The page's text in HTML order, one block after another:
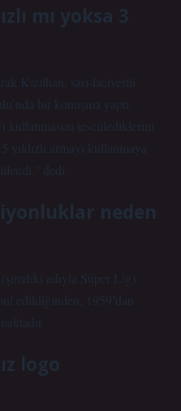
mı yoksa 3
Kızılhan, sarı-lacivertli
bir konuşma yaptı.
kullanmasını tescillediklerini
yıldızlı armayı kullanmaya
dedi.
neden
adıyla Süper Lig)
edildiğinden, 1959’dan
logo